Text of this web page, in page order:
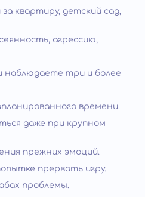
квартиру, детский сад,
агрессию,
наблюдаете три и более
времени.
даже при крупном
прежних эмоций.
прервать игру.
проблемы.